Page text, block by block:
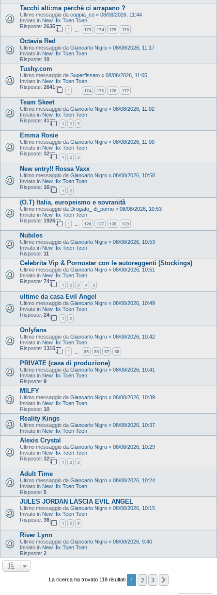
Tacchi alti:ma perchè ci arrapano ?
Ultimo messaggio da coppia_co « 08/08/2026, 11:44
Inviato in New Ifix Tcen Tcen
Risposte: 2635
1 173 174 175 176
Octavia Red
Ultimo messaggio da Giancarlo Nigro « 08/08/2026, 11:17
Inviato in New Ifix Tcen Tcen
Risposte: 10
Tushy.com
Ultimo messaggio da Superfissato « 08/08/2026, 11:05
Inviato in New Ifix Tcen Tcen
Risposte: 2641
1 … 174 175 176 177
Team Skeet
Ultimo messaggio da Giancarlo Nigro « 08/08/2026, 11:02
Inviato in New Ifix Tcen Tcen
Risposte: 41
1 2 3
Emma Rosie
Ultimo messaggio da Giancarlo Nigro « 08/08/2026, 11:00
Inviato in New Ifix Tcen Tcen
Risposte: 32
1 2 3
New entry!! Rossa Vaxx
Ultimo messaggio da Giancarlo Nigro « 08/08/2026, 10:58
Inviato in New Ifix Tcen Tcen
Risposte: 16
1 2
(O.T) Italia, europeismo e sovranità
Ultimo messaggio da Drogato_ di_porno « 08/08/2026, 10:53
Inviato in New Ifix Tcen Tcen
Risposte: 1926
1 126 127 128 129
Nubiles
Ultimo messaggio da Giancarlo Nigro « 08/08/2026, 10:53
Inviato in New Ifix Tcen Tcen
Risposte: 11
Celebrita Vip & Pornostar con le autoreggenti (Stockings)
Ultimo messaggio da Giancarlo Nigro « 08/08/2026, 10:51
Inviato in New Ifix Tcen Tcen
Risposte: 74
1 2 3 4 5
ultime da casa Evil Angel
Ultimo messaggio da Giancarlo Nigro « 08/08/2026, 10:49
Inviato in New Ifix Tcen Tcen
Risposte: 24
1 2
Onlyfans
Ultimo messaggio da Giancarlo Nigro « 08/08/2026, 10:42
Inviato in New Ifix Tcen Tcen
Risposte: 1315
1 85 86 87 88
PRIVATE (casa di produzione)
Ultimo messaggio da Giancarlo Nigro « 08/08/2026, 10:41
Inviato in New Ifix Tcen Tcen
Risposte: 9
MILFY
Ultimo messaggio da Giancarlo Nigro « 08/08/2026, 10:39
Inviato in New Ifix Tcen Tcen
Risposte: 10
Reality Kings
Ultimo messaggio da Giancarlo Nigro « 08/08/2026, 10:37
Inviato in New Ifix Tcen Tcen
Alexis Crystal
Ultimo messaggio da Giancarlo Nigro « 08/08/2026, 10:29
Inviato in New Ifix Tcen Tcen
Risposte: 32
1 2 3
Adult Time
Ultimo messaggio da Giancarlo Nigro « 08/08/2026, 10:24
Inviato in New Ifix Tcen Tcen
Risposte: 5
JULES JORDAN LASCIA EVIL ANGEL
Ultimo messaggio da Giancarlo Nigro « 08/08/2026, 10:15
Inviato in New Ifix Tcen Tcen
Risposte: 36
1 2 3
River Lynn
Ultimo messaggio da Giancarlo Nigro « 08/08/2026, 9:40
Inviato in New Ifix Tcen Tcen
Risposte: 2
La ricerca ha trovato 118 risultati 1 2 3